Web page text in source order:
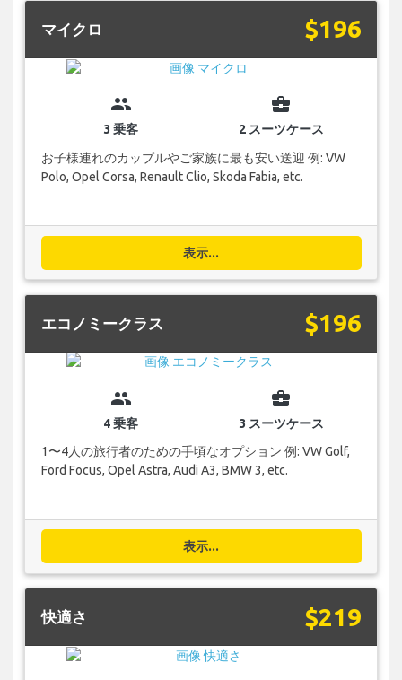
マイクロ $196
group
3 乗客
business_center
2 スーツケース
お子様連れのカップルやご家族に最も安い送迎 例: VW
Polo, Opel Corsa, Renault Clio, Skoda Fabia, etc.
表示...
エコノミークラス $196
group
4 乗客
business_center
3 スーツケース
1〜4人の旅行者のための手頃なオプション 例: VW Golf,
Ford Focus, Opel Astra, Audi A3, BMW 3, etc.
表示...
快適さ $219